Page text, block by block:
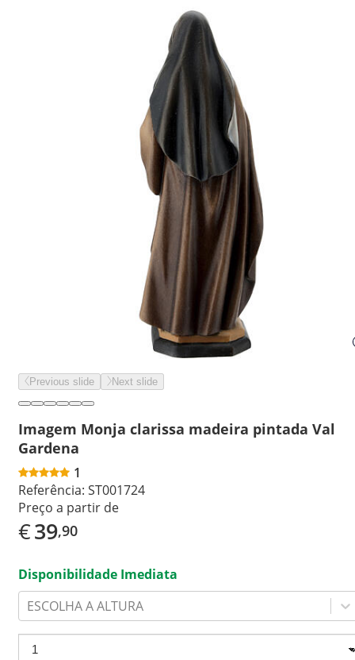
Previous slide Next slide
Imagem Monja clarissa madeira pintada Val
Gardena
1
Referência: ST001724
Preço a partir de
€39,90
Disponibilidade Imediata
ESCOLHA A ALTURA